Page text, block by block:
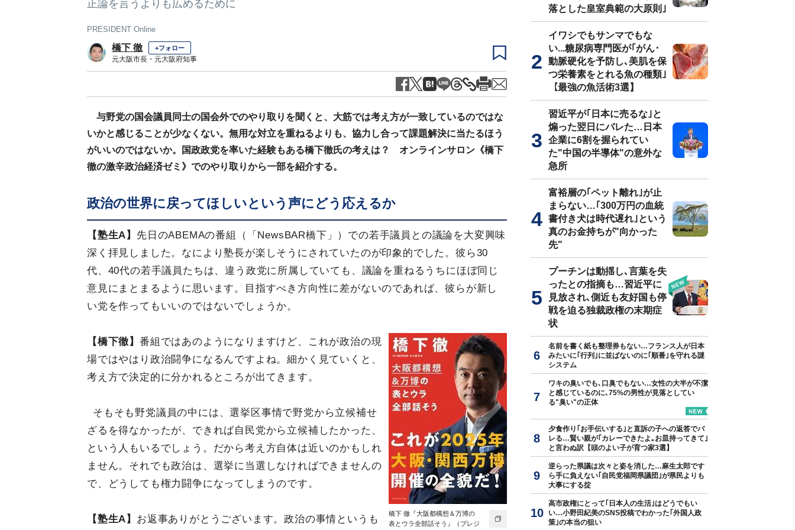
正論を言うよりも広めるために
PRESIDENT Online
橋下 徹 +フォロー
元大阪市長・元大阪府知事
与野党の国会議員同士の国会外でのやり取りを聞くと、大筋では考え方が一致しているのではな
いかと感じることが少なくない。無用な対立を重ねるよりも、協力し合って課題解決に当たるほう
がいいのではないか。国政政党を率いた経験もある橋下徹氏の考えは？ オンラインサロン《橋下
徹の激辛政治経済ゼミ》でのやり取りから一部を紹介する。
政治の世界に戻ってほしいという声にどう応えるか
【塾生A】 先日のABEMAの番組（「NewsBAR橋下」）での若手議員との議論を大変興味
深く拝見しました。なにより塾長が楽しそうにされていたのが印象的でした。彼ら30
代、40代の若手議員たちは、違う政党に所属していても、議論を重ねるうちにほぼ同じ
意見にまとまるように思います。目指すべき方向性に差がないのであれば、彼らが新し
い党を作ってもいいのではないでしょうか。
橋下 徹『大阪都構想＆万博の
表とウラ全部話そう』（プレジ
【橋下徹】 番組ではあのようになりますけど、これが政治の現
場ではやはり政治闘争になるんですよね。細かく見ていくと、
考え方で決定的に分かれるところが出てきます。
そもそも野党議員の中には、選挙区事情で野党から立候補せ
ざるを得なかったが、できれば自民党から立候補したかった、
という人もいるでしょう。だから考え方自体は近いのかもしれ
ません。それでも政治は、選挙に当選しなければできませんの
で、どうしても権力闘争になってしまうのです。
【塾生A】 お返事ありがとうございます。政治の事情というも
落とした皇室典範の大原則｣
イワシでもサンマでもな
い...糖尿病専門医が｢がん･
動脈硬化を予防し､美肌を保
つ栄養素をとれる魚の種類｣
【最強の魚活術3選】
習近平が｢日本に売るな｣と
煽った翌日にバレた…日本
企業に6割を握られてい
た"中国の半導体"の意外な
急所
富裕層の｢ペット離れ｣が止
まらない…｢300万円の血統
書付き犬は時代遅れ｣という
真のお金持ちが"向かった
先"
プーチンは動揺し､言葉を失
ったとの指摘も…習近平に
見放され､側近も友好国も停
戦を迫る独裁政権の末期症
状
名前を書く紙も整理券もない…フランス人が日本
みたいに｢行列｣に並ばないのに｢順番｣を守れる謎
システム
ワキの臭いでも､口臭でもない…女性の大半が不潔
と感じているのに､75%の男性が見落としてい
る"臭い"の正体
夕食作り｢お手伝いする｣と直訴の子への返答でバ
レる…賢い親が｢カレーできたよ｡お皿持ってきて｣
と言わぬ訳【頭のよい子が育つ家3選】
逆らった県議は次々と姿を消した…麻生太郎です
ら手に負えない｢自民党福岡県議団｣が県民よりも
大事にする掟
高市政権にとって｢日本人の生活｣はどうでもい
い…小野田紀美のSNS投稿でわかった｢外国人政
策｣の本当の狙い